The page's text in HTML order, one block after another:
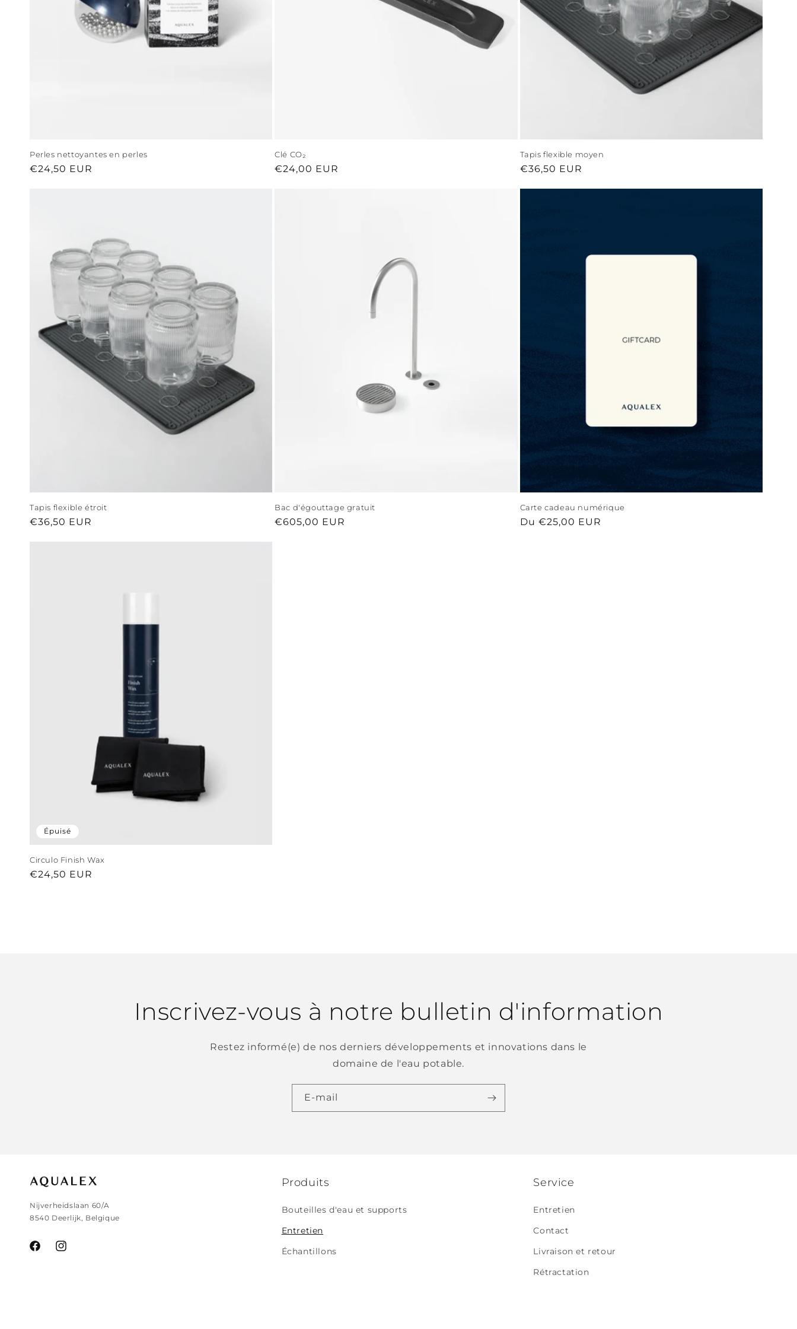
Perles nettoyantes en perles
Prix
€24,50 EUR
Clé CO₂
Prix
€24,00 EUR
Tapis flexible moyen
Prix
€36,50 EUR
Tapis flexible étroit
Prix
€36,50 EUR
Bac d'égouttage gratuit
Prix
€605,00 EUR
Carte cadeau numérique
Prix
Du €25,00 EUR
Épuisé
Circulo Finish Wax
Prix
€24,50 EUR
Inscrivez-vous à notre bulletin d'information
Restez informé(e) de nos derniers développements et innovations dans le
domaine de l'eau potable.
E-mail
Nijverheidslaan 60/A
8540 Deerlijk, Belgique
FacebookInstagram
Produits
Bouteilles d'eau et supports
Entretien
Échantillons
Service
Entretien
Contact
Livraison et retour
Rétractation